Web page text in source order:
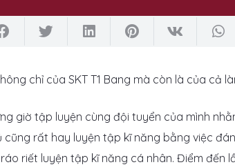
chỉ của SKT T1 Bang mà còn là của cả
giờ tập luyện cùng đội tuyển của mình
rất hay luyện tập kĩ năng bằng việc
riết luyện tập kĩ năng cá nhân. Điểm đến